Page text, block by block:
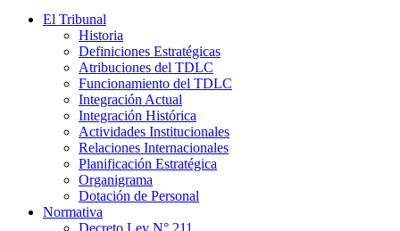
El Tribunal
Historia
Definiciones Estratégicas
Atribuciones del TDLC
Funcionamiento del TDLC
Integración Actual
Integración Histórica
Actividades Institucionales
Relaciones Internacionales
Planificación Estratégica
Organigrama
Dotación de Personal
Normativa